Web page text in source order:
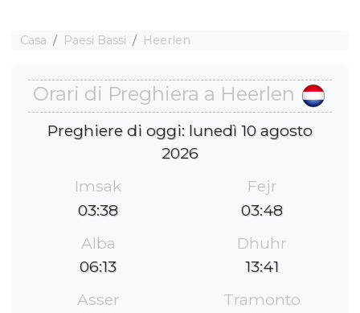
Casa Paesi Bassi Heerlen
Orari di Preghiera a Heerlen
Preghiere di oggi: lunedì 10 agosto
2026
Imsak
03:38
Fejr
03:48
Alba
06:13
Dhuhr
13:41
Asser
Tramonto